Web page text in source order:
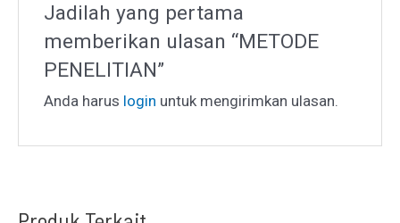
Jadilah yang pertama
memberikan ulasan “METODE
PENELITIAN”
Anda harus login untuk mengirimkan ulasan.